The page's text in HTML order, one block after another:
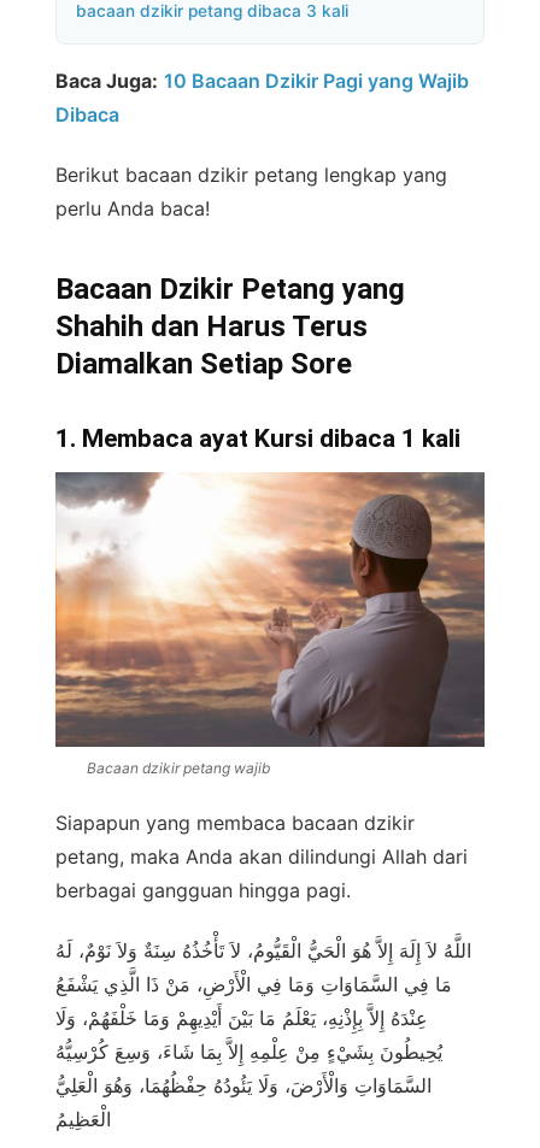
bacaan dzikir petang dibaca 3 kali
Baca Juga: 10 Bacaan Dzikir Pagi yang Wajib
Dibaca
Berikut bacaan dzikir petang lengkap yang
perlu Anda baca!
Bacaan Dzikir Petang yang
Shahih dan Harus Terus
Diamalkan Setiap Sore
1. Membaca ayat Kursi dibaca 1 kali
Bacaan dzikir petang wajib
Siapapun yang membaca bacaan dzikir
petang, maka Anda akan dilindungi Allah dari
berbagai gangguan hingga pagi.
اللَّهُ لاَ إِلَهَ إِلاَّ هُوَ الْحَيُّ الْقَيُّومُ، لاَ تَأْخُذُهُ سِنَةٌ وَلاَ نَوْمٌ، لَهُ
مَا فِي السَّمَاوَاتِ وَمَا فِي الْأَرْضِ، مَنْ ذَا الَّذِي يَشْفَعُ
عِنْدَهُ إِلاَّ بِإِذْنِهِ، يَعْلَمُ مَا بَيْنَ أَيْدِيهِمْ وَمَا خَلْفَهُمْ، وَلَا
يُحِيطُونَ بِشَيْءٍ مِنْ عِلْمِهِ إِلاَّ بِمَا شَاءَ، وَسِعَ كُرْسِيُّهُ
السَّمَاوَاتِ وَالْأَرْضَ، وَلَا يَئُودُهُ حِفْظُهُمَا، وَهُوَ الْعَلِيُّ
الْعَظِيمُ